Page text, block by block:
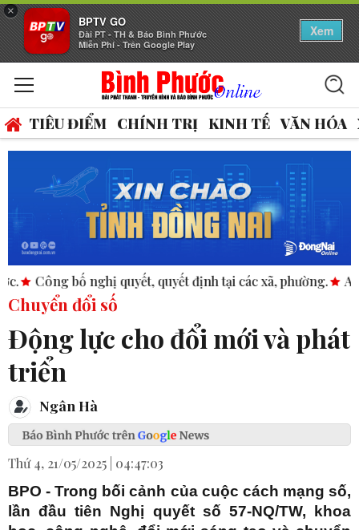
×
BPTV GO
Đài PT - TH & Báo Bình Phước
Miễn Phí - Trên Google Play
Xem
TIÊU ĐIỂM CHÍNH TRỊ KINH TẾ VĂN HÓA
quyết định tại các xã, phường. ASEAN thúc đẩy bình
Chuyển đổi số
Động lực cho đổi mới và phát
triển
Ngân Hà
Thứ 4, 21/05/2025 | 04:47:03
BPO - Trong bối cảnh của cuộc cách mạng số,
lần đầu tiên Nghị quyết số 57-NQ/TW, khoa